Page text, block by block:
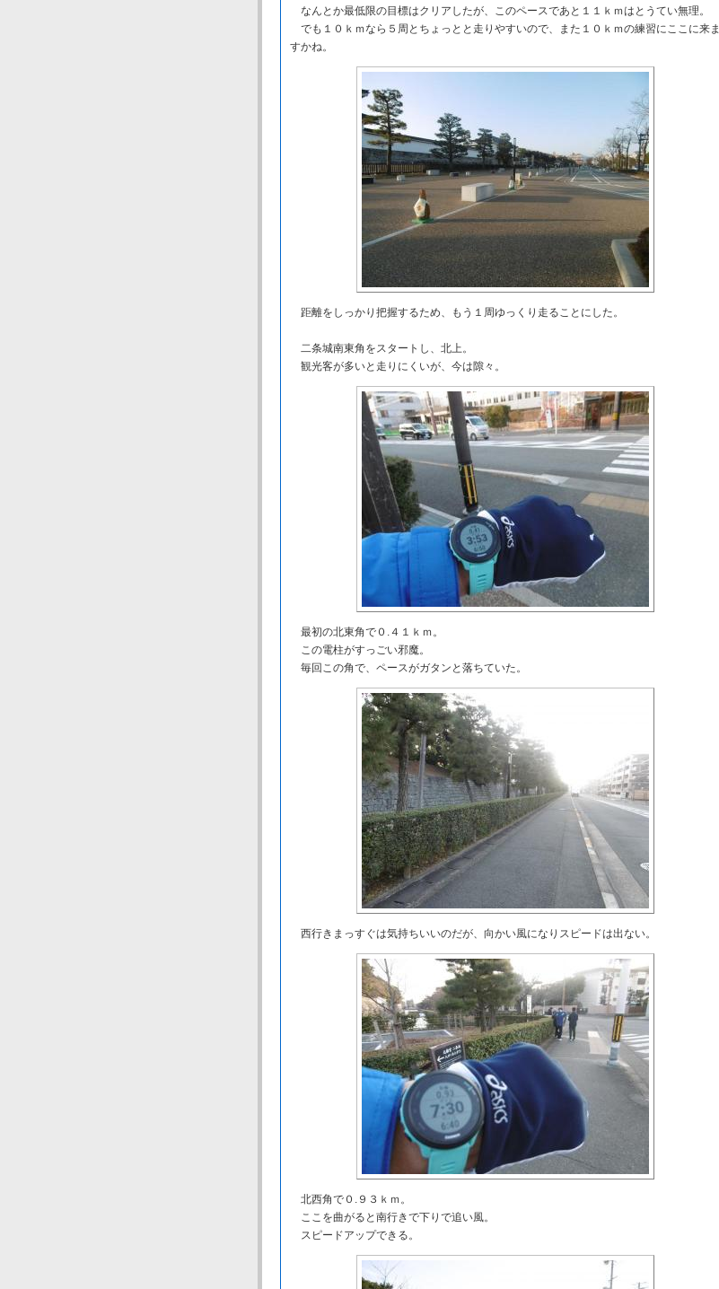
なんとか最低限の目標はクリアしたが、このペースであと１１ｋｍはとうてい無理。
でも１０ｋｍなら５周とちょっとと走りやすいので、また１０ｋｍの練習にここに来ま
すかね。
距離をしっかり把握するため、もう１周ゆっくり走ることにした。
二条城南東角をスタートし、北上。
観光客が多いと走りにくいが、今は隙々。
最初の北東角で０.４１ｋｍ。
この電柱がすっごい邪魔。
毎回この角で、ペースがガタンと落ちていた。
西行きまっすぐは気持ちいいのだが、向かい風になりスピードは出ない。
北西角で０.９３ｋｍ。
ここを曲がると南行きで下りで追い風。
スピードアップできる。